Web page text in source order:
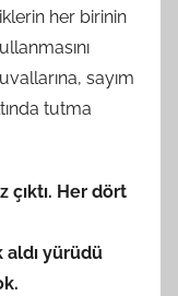
her birinin
sayım
tutma
çıktı. Her dört
yürüdü